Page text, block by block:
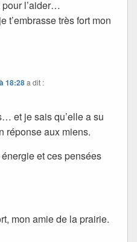
l’aider…
t’embrasse très fort mon
18:28a dit :
et je sais qu’elle a su
réponse aux miens.
et ces pensées
mon amie de la prairie.